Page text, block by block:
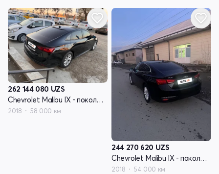
262 144 080 UZS
Chevrolet Malibu IX - поколение
2018 58 000 км
244 270 620 UZS
Chevrolet Malibu IX - поколение
2018 54 000 км